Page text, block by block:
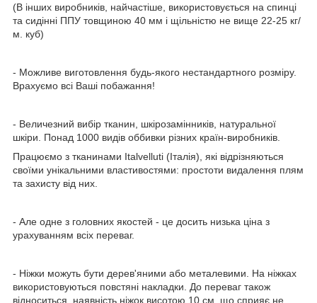
(В інших виробників, найчастіше, використовується на спинці
та сидінні ППУ товщиною 40 мм і щільністю не вище 22-25 кг/
м. куб)
- Можливе виготовлення будь-якого нестандартного розміру.
Врахуємо всі Ваші побажання!
- Величезний вибір тканин, шкірозамінників, натуральної
шкіри. Понад 1000 видів оббивки різних країн-виробників.
Працюємо з тканинами Italvelluti (Італія), які відрізняються
своїми унікальними властивостями: простоти видалення плям
та захисту від них.
- Але одне з головних якостей - це досить низька ціна з
урахуванням всіх переваг.
- Ніжки можуть бути дерев'яними або металевими. На ніжках
використовуються повстяні накладки. До переваг також
відноситься, наявність ніжок висотою 10 см, що сприяє не